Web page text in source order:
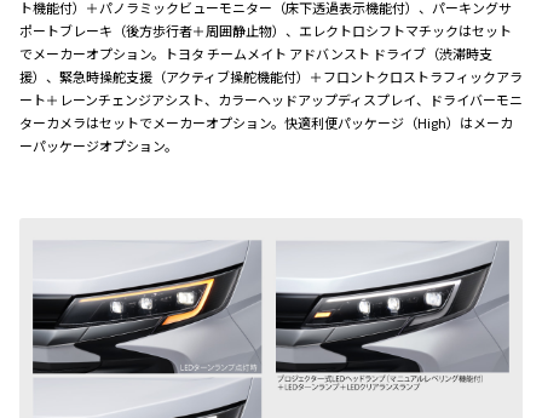
ト機能付）＋パノラミックビューモニター（床下透過表示機能付）、パーキングサ
ポートブレーキ（後方歩行者＋周囲静止物）、エレクトロシフトマチックはセット
でメーカーオプション。トヨタ チームメイト アドバンスト ドライブ（渋滞時支
援）、緊急時操舵支援（アクティブ操舵機能付）＋フロントクロストラフィックアラ
ート＋レーンチェンジアシスト、カラーヘッドアップディスプレイ、ドライバーモニ
ターカメラはセットでメーカーオプション。快適利便パッケージ（High）はメーカ
ーパッケージオプション。